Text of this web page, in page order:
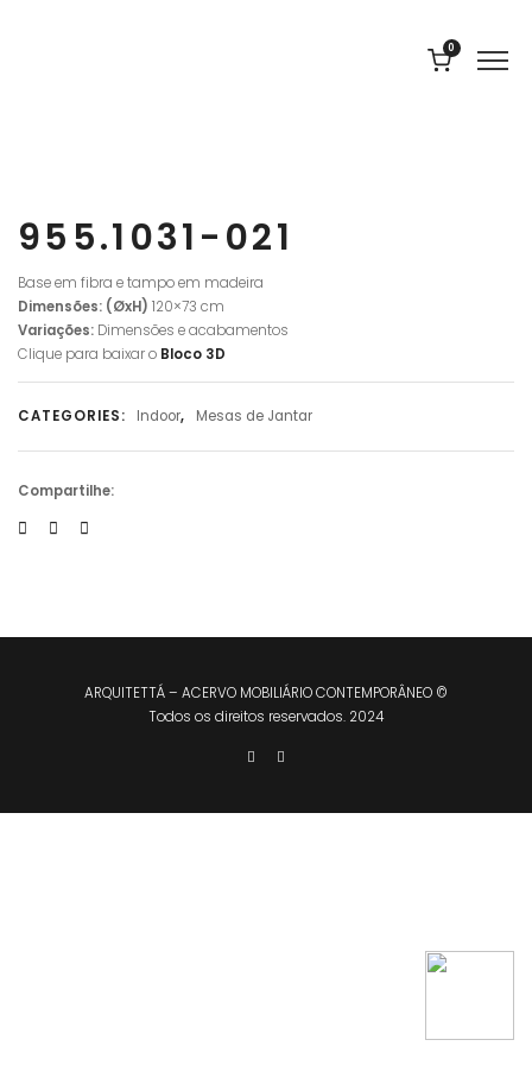
0
955.1031-021
Base em fibra e tampo em madeira
Dimensões: (ØxH) 120×73 cm
Variações: Dimensões e acabamentos
Clique para baixar o Bloco 3D
CATEGORIES: Indoor, Mesas de Jantar
Compartilhe:
ARQUITETTÁ – ACERVO MOBILIÁRIO CONTEMPORÂNEO ©
Todos os direitos reservados. 2024